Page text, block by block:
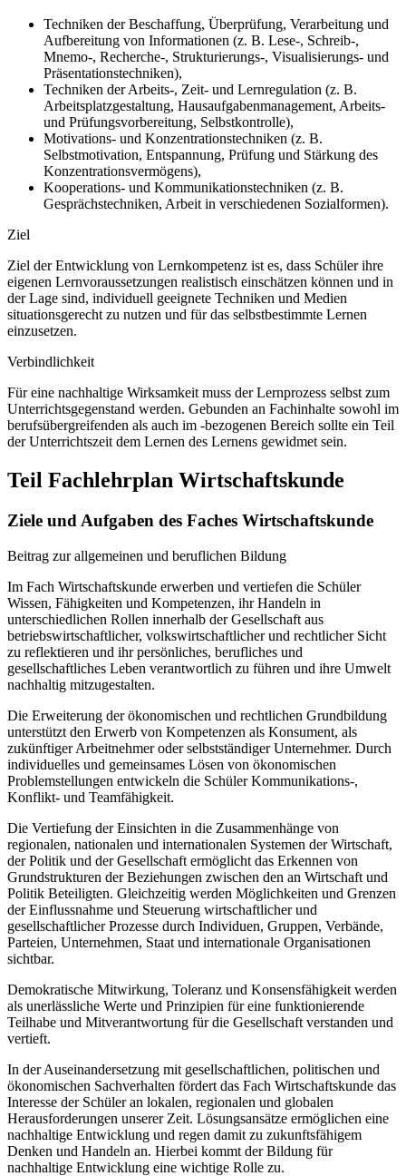
Techniken der Beschaffung, Überprüfung, Verarbeitung und
Aufbereitung von Informationen (z. B. Lese-, Schreib-,
Mnemo-, Recherche-, Strukturierungs-, Visualisierungs- und
Präsentationstechniken),
Techniken der Arbeits-, Zeit- und Lernregulation (z. B.
Arbeitsplatzgestaltung, Hausaufgabenmanagement, Arbeits-
und Prüfungsvorbereitung, Selbstkontrolle),
Motivations- und Konzentrationstechniken (z. B.
Selbstmotivation, Entspannung, Prüfung und Stärkung des
Konzentrationsvermögens),
Kooperations- und Kommunikationstechniken (z. B.
Gesprächstechniken, Arbeit in verschiedenen Sozialformen).
Ziel
Ziel der Entwicklung von Lernkompetenz ist es, dass Schüler ihre
eigenen Lernvoraussetzungen realistisch einschätzen können und in
der Lage sind, individuell geeignete Techniken und Medien
situationsgerecht zu nutzen und für das selbstbestimmte Lernen
einzusetzen.
Verbindlichkeit
Für eine nachhaltige Wirksamkeit muss der Lernprozess selbst zum
Unterrichtsgegenstand werden. Gebunden an Fachinhalte sowohl im
berufsübergreifenden als auch im -bezogenen Bereich sollte ein Teil
der Unterrichtszeit dem Lernen des Lernens gewidmet sein.
Teil Fachlehrplan Wirtschaftskunde
Ziele und Aufgaben des Faches Wirtschaftskunde
Beitrag zur allgemeinen und beruflichen Bildung
Im Fach Wirtschaftskunde erwerben und vertiefen die Schüler
Wissen, Fähigkeiten und Kompetenzen, ihr Handeln in
unterschiedlichen Rollen innerhalb der Gesellschaft aus
betriebswirtschaftlicher, volkswirtschaftlicher und rechtlicher Sicht
zu reflektieren und ihr persönliches, berufliches und
gesellschaftliches Leben verantwortlich zu führen und ihre Umwelt
nachhaltig mitzugestalten.
Die Erweiterung der ökonomischen und rechtlichen Grundbildung
unterstützt den Erwerb von Kompetenzen als Konsument, als
zukünftiger Arbeitnehmer oder selbstständiger Unternehmer. Durch
individuelles und gemeinsames Lösen von ökonomischen
Problemstellungen entwickeln die Schüler Kommunikations-,
Konflikt- und Teamfähigkeit.
Die Vertiefung der Einsichten in die Zusammenhänge von
regionalen, nationalen und internationalen Systemen der Wirtschaft,
der Politik und der Gesellschaft ermöglicht das Erkennen von
Grundstrukturen der Beziehungen zwischen den an Wirtschaft und
Politik Beteiligten. Gleichzeitig werden Möglichkeiten und Grenzen
der Einflussnahme und Steuerung wirtschaftlicher und
gesellschaftlicher Prozesse durch Individuen, Gruppen, Verbände,
Parteien, Unternehmen, Staat und internationale Organisationen
sichtbar.
Demokratische Mitwirkung, Toleranz und Konsensfähigkeit werden
als unerlässliche Werte und Prinzipien für eine funktionierende
Teilhabe und Mitverantwortung für die Gesellschaft verstanden und
vertieft.
In der Auseinandersetzung mit gesellschaftlichen, politischen und
ökonomischen Sachverhalten fördert das Fach Wirtschaftskunde das
Interesse der Schüler an lokalen, regionalen und globalen
Herausforderungen unserer Zeit. Lösungsansätze ermöglichen eine
nachhaltige Entwicklung und regen damit zu zukunftsfähigem
Denken und Handeln an. Hierbei kommt der Bildung für
nachhaltige Entwicklung eine wichtige Rolle zu.